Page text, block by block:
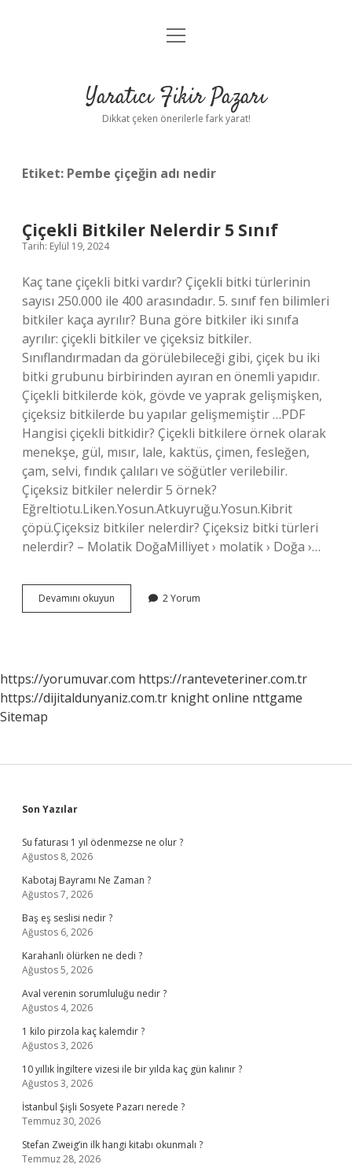
Anasayfa
Yasal Uyarı
menüyü
Yaratıcı Fikir Pazarı
Dikkat çeken önerilerle fark yarat!
Etiket: Pembe çiçeğin adı nedir
Çiçekli Bitkiler Nelerdir 5 Sınıf
Tarih: Eylül 19, 2024
Kaç tane çiçekli bitki vardır? Çiçekli bitki türlerinin
sayısı 250.000 ile 400 arasındadır. 5. sınıf fen bilimleri
bitkiler kaça ayrılır? Buna göre bitkiler iki sınıfa
ayrılır: çiçekli bitkiler ve çiçeksiz bitkiler.
Sınıflandırmadan da görülebileceği gibi, çiçek bu iki
bitki grubunu birbirinden ayıran en önemli yapıdır.
Çiçekli bitkilerde kök, gövde ve yaprak gelişmişken,
çiçeksiz bitkilerde bu yapılar gelişmemiştir …PDF
Hangisi çiçekli bitkidir? Çiçekli bitkilere örnek olarak
menekşe, gül, mısır, lale, kaktüs, çimen, fesleğen,
çam, selvi, fındık çalıları ve söğütler verilebilir.
Çiçeksiz bitkiler nelerdir 5 örnek?
Eğreltiotu.Liken.Yosun.Atkuyruğu.Yosun.Kibrit
çöpü.Çiçeksiz bitkiler nelerdir? Çiçeksiz bitki türleri
nelerdir? – Molatik DoğaMilliyet › molatik › Doğa ›…
Devamını okuyun
Bitkiler
2 Yorum
https://yorumuvar.com https://ranteveteriner.com.tr
https://dijitaldunyaniz.com.tr knight online nttgame
Sitemap
Sidebar
Son Yazılar
Su faturası 1 yıl ödenmezse ne olur ?
Ağustos 8, 2026
Kabotaj Bayramı Ne Zaman ?
Ağustos 7, 2026
Baş eş seslisi nedir ?
Ağustos 6, 2026
Karahanlı ölürken ne dedi ?
Ağustos 5, 2026
Aval verenin sorumluluğu nedir ?
Ağustos 4, 2026
1 kilo pirzola kaç kalemdir ?
Ağustos 3, 2026
10 yıllık İngiltere vizesi ile bir yılda kaç gün kalınır ?
Ağustos 3, 2026
İstanbul Şişli Sosyete Pazarı nerede ?
Temmuz 30, 2026
Stefan Zweig’in ilk hangi kitabı okunmalı ?
Temmuz 28, 2026